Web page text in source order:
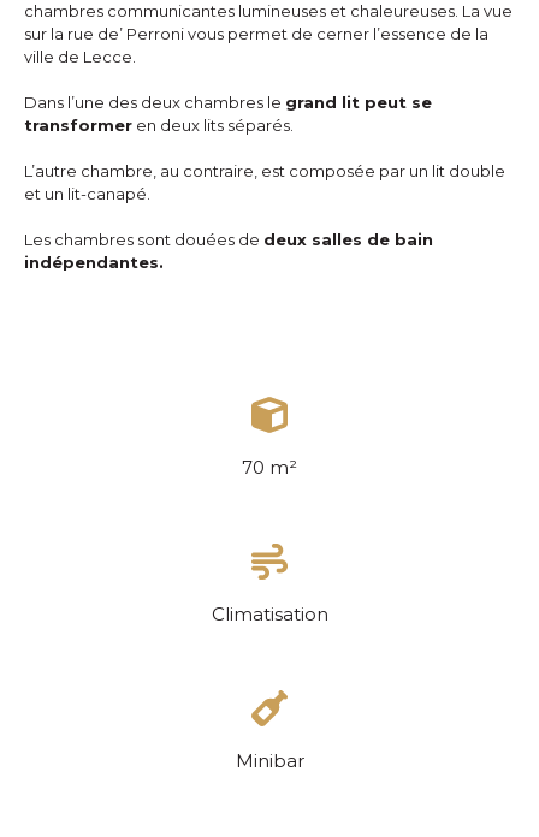
chambres communicantes lumineuses et chaleureuses. La vue
sur la rue de’ Perroni vous permet de cerner l’essence de la
ville de Lecce.
Dans l’une des deux chambres le grand lit peut se
transformer en deux lits séparés.
L’autre chambre, au contraire, est composée par un lit double
et un lit-canapé.
Les chambres sont douées de deux salles de bain
indépendantes.
70 m²
Climatisation
Minibar